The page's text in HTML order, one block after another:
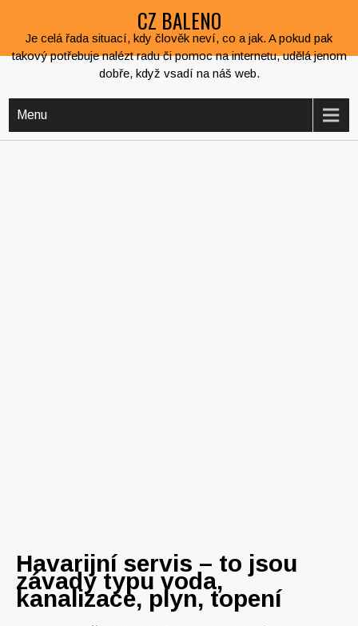
CZ BALENO
Je celá řada situací, kdy člověk neví, co a jak. A pokud pak
takový potřebuje nalézt radu či pomoc na internetu, udělá jenom
dobře, když vsadí na náš web.
Menu
Havarijní servis – to jsou
závady typu voda,
kanalizace, plyn, topení